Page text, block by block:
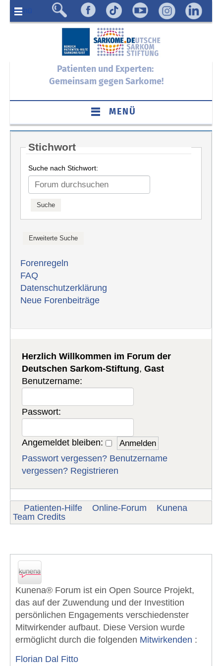
Menü
Patienten und Experten:
Gemeinsam gegen Sarkome!
MENÜ
Stichwort
Suche nach Stichwort:
Forenregeln
FAQ
Datenschutzerklärung
Neue Forenbeiträge
Herzlich Willkommen im Forum der
Deutschen Sarkom-Stiftung,Gast
Benutzername:
Passwort:
Angemeldet bleiben:
Passwort vergessen? Benutzername
vergessen? Registrieren
Patienten-Hilfe Online-Forum
Kunena
Team Credits
Kunena® Forum ist ein Open Source Projekt,
das auf der Zuwendung und der Investition
persönlichen Engagements verschiedenster
Mitwirkender aufbaut. Diese Version wurde
ermöglicht durch die folgenden Mitwirkenden :
Florian Dal Fitto